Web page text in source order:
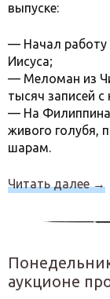
выпуске:
— Начал работу
Иисуса;
— Меломан из
тысяч записей с
— На
живого голубя,
шарам.
Читать далее→
аукционе